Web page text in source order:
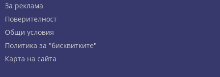
За реклама
Πoвepитeлнocт
Общи условия
Политика за "бисквитките"
Карта на сайта